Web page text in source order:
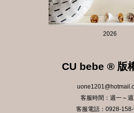
2026
CU bebe ® 版
客服時間：週一～
客服電話：0928-